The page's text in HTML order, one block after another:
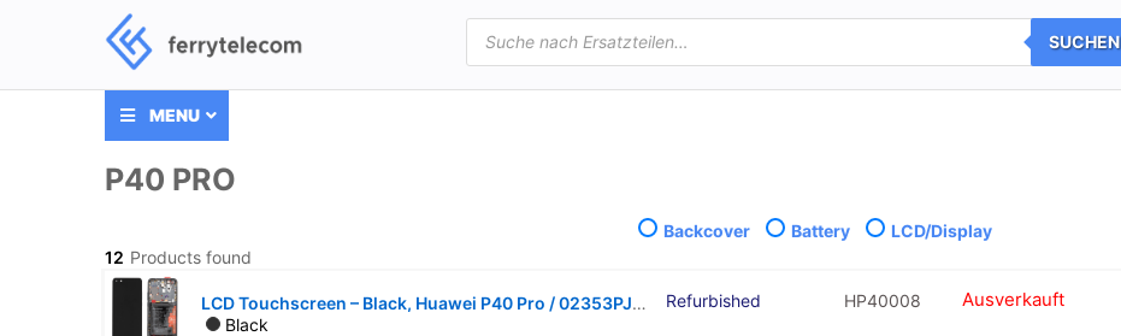
Products
search
SUCHEN
MENU
P40 PRO
Backcover Battery
LCD/Display
12 Products found
LCD Touchscreen – Black, Huawei P40 Pro / 02353PJG (Refurbished)
Black
Refurbished HP40008 Ausverkauft